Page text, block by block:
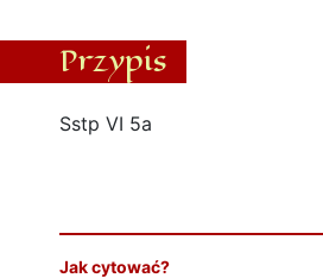
Przypis
Sstp VI 5a
Jak cytować?